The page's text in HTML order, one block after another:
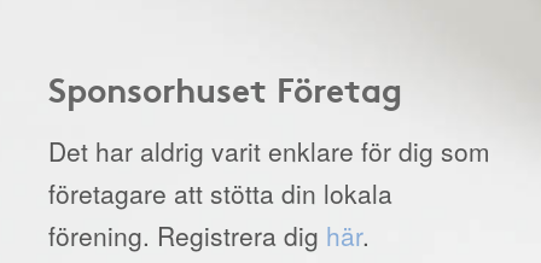
Sponsorhuset Företag
Det har aldrig varit enklare för dig som
företagare att stötta din lokala
förening. Registrera dig här.